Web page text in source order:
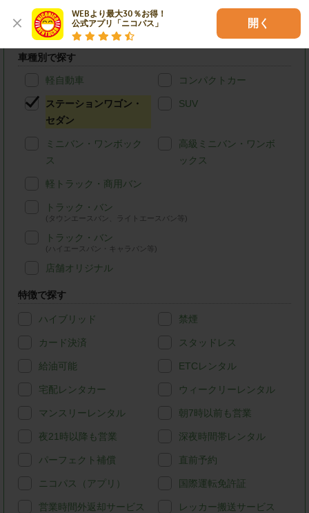
WEBより最大30％お得！
公式アプリ「ニコパス」
開く
金沢市のニコニコレンタカーを条件検索
車種別で探す
軽自動車 コンパクトカー
ステーションワゴン・
セダン
SUV
ミニバン・ワンボック
ス
高級ミニバン・ワンボ
ックス
軽トラック・商用バン
トラック・バン
(タウンエースバン、ライトエースバン等)
トラック・バン
(ハイエースバン・キャラバン等)
店舗オリジナル
特徴で探す
ハイブリッド 禁煙
カード決済 スタッドレス
給油可能 ETCレンタル
宅配レンタカー ウィークリーレンタル
マンスリーレンタル 朝7時以前も営業
夜21時以降も営業 深夜時間帯レンタル
パーフェクト補償 直前予約
ニコパス（アプリ） 国際運転免許証
営業時間外返却サービス レッカー搬送サービス